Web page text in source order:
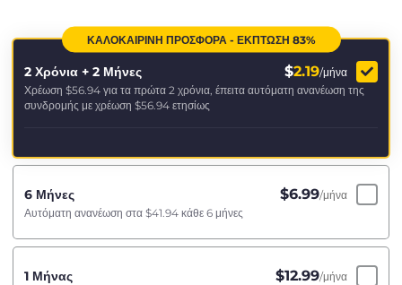
ΚΑΛΟΚΑΙΡΙΝΉ ΠΡΟΣΦΟΡΆ - ΈΚΠΤΩΣΗ 83%
2 Χρόνια + 2 Μήνες $2.19/μήνα
Χρέωση $56.94 για τα πρώτα 2 χρόνια, έπειτα αυτόματη ανανέωση της
συνδρομής με χρέωση $56.94 ετησίως
6 Μήνες $6.99/μήνα
Αυτόματη ανανέωση στα $41.94 κάθε 6 μήνες
1 Μήνας $12.99/μήνα